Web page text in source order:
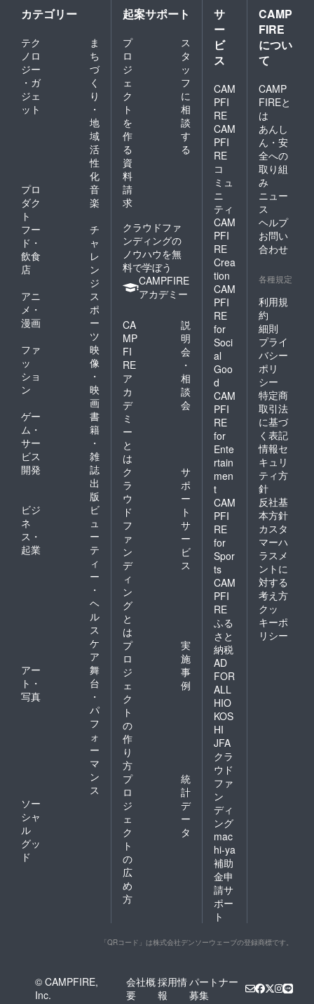
せん。
なお、
支援画
て、支
援金額
せが可
能で
す。 そ
の際、
クーポ
ンにつ
いて
は、支
援金額
にかか
わら
ず、お
一人様1
枚まで
となり
ますの
めご了
承くだ
さい。
何卒、
ご協力
のほど
よろし
くお願
いいた
す。
カテゴリー
テク
ノロ
ジー
・ガ
ジェ
ット
ま
ち
づ
く
り
・
地
域
活
性
化
プロ
ダク
ト
音
楽
フー
ド・
飲食
店
チ
ャ
レ
ン
ジ
アニ
メ・
漫画
ス
ポ
ー
ツ
ファ
ッ
ショ
ン
映
像
・
映
画
ゲー
ム・
サー
ビス
開発
書
籍
・
雑
誌
出
版
ビジ
ネ
ス・
起業
ビ
ュ
ー
テ
ィ
ー
・
ヘ
ル
ス
ケ
ア
アー
ト・
写真
舞
台
・
パ
フ
ォ
ー
マ
ン
ス
ソー
シャ
ル
グッ
ド
起案サポート
プ
ロ
ジ
ェ
ク
ト
を
作
る
ス
タ
ッ
フ
に
相
談
す
る
資
料
請
求
クラウドファ
ンディングの
ノウハウを無
料で学ぼう
CAMPFIRE
アカデミー
CA
MP
FI
RE
ア
カ
デ
ミ
ー
と
は
説
明
会
・
相
談
会
ク
ラ
ウ
ド
フ
ァ
ン
デ
ィ
ン
グ
と
は
サ
ポ
ー
ト
サ
ー
ビ
ス
プ
ロ
ジ
ェ
ク
ト
の
作
り
方
実
施
事
例
プ
ロ
ジ
ェ
ク
ト
の
広
め
方
統
計
デ
ー
タ
サ
ー
ビ
ス
CAM
PFI
RE
CAM
PFI
RE
コ
ミュ
ニ
ティ
CAM
PFI
RE
Crea
tion
CAM
PFI
RE
for
Soci
al
Goo
d
CAM
PFI
RE
for
Ente
rtain
men
t
CAM
PFI
RE
for
Spor
ts
CAM
PFI
RE
ふる
さと
納税
AD
FOR
ALL
HIO
KOS
HI
JFA
クラ
ウド
ファ
ン
ディ
ング
mac
hi-ya
補助
金申
請サ
ポー
ト
CAMP
FIRE
につい
て
CAMP
FIREと
は
あんし
ん・安
全への
取り組
み
ニュー
ス
ヘルプ
お問い
合わせ
各種規定
利用規
約
細則
プライ
バシー
ポリ
シー
特定商
取引法
に基づ
く表記
情報セ
キュリ
ティ方
針
反社基
本方針
カスタ
マーハ
ラスメ
ントに
対する
考え方
クッ
キーポ
リシー
「QRコード」は株式会社デンソーウェーブの登録商標です。
© CAMPFIRE,
Inc.
会社概
要
採用情
報
パートナー
募集